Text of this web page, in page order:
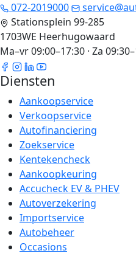
072-2019000
Stationsplein 99-285
1703WE Heerhugowaard
Ma–vr 09:00–17:30 · Za
Diensten
Aankoopservice
Verkoopservice
Autofinanciering
Zoekservice
Kentekencheck
Aankoopkeuring
Accucheck EV & PHEV
Autoverzekering
Importservice
Autobeheer
Occasions